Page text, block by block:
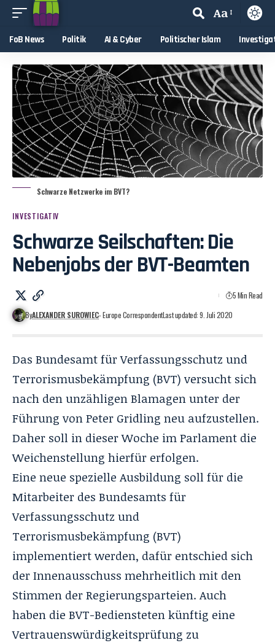
Aa
FoB News Politik AI & Cyber Politischer Islam
Schwarze Netzwerke im BVT?
INVESTIGATIV
Schwarze Seilschaften: Die
Nebenjobs der BVT-Beamten
ByALEXANDER SUROWIEC- Europe CorrespondentLast updated: 9. Juli 2020
5 Min Read
Das Bundesamt für Verfassungsschutz und
Terrorismusbekämpfung (BVT) versucht sich
nach den unzähligen Blamagen unter der
Führung von Peter Gridling neu aufzustellen.
Daher soll in dieser Woche im Parlament die
Weichenstellung hierfür erfolgen.
Eine neue spezielle Ausbildung soll für die
Mitarbeiter des Bundesamts für
Verfassungsschutz und
Terrorismusbekämpfung (BVT)
implementiert werden, dafür entschied sich
der Innenausschuss mehrheitlich mit den
Stimmen der Regierungsparteien. Auch
haben die BVT-Bediensteten künftig eine
Vertrauenswürdigkeitsprüfung zu